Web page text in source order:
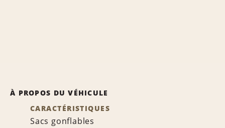
À PROPOS DU VÉHICULE
CARACTÉRISTIQUES
Sacs gonflables